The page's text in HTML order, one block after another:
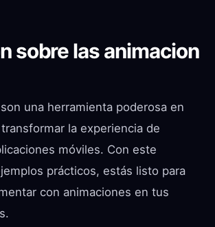
sobre las animacion
una herramienta poderosa en
la experiencia de
móviles. Con este
prácticos, estás listo para
con animaciones en tus